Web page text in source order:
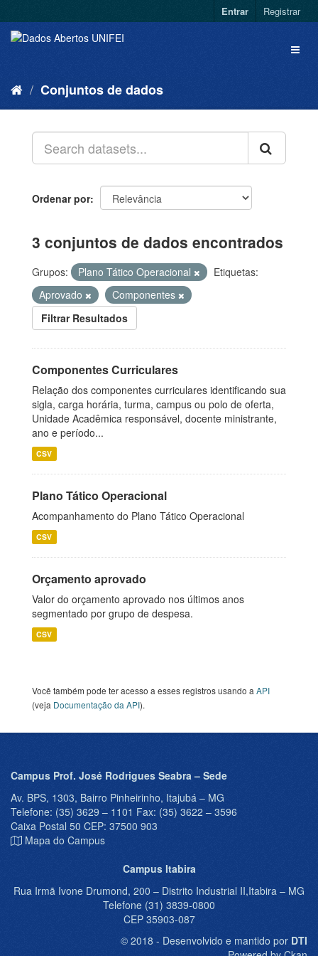
Entrar Registrar
Conjuntos de dados
Ordenar por
3 conjuntos de dados encontrados
Grupos: Plano Tático Operacional
Etiquetas:
Aprovado
Componentes
Filtrar Resultados
Componentes Curriculares
Relação dos componentes curriculares identificando sua
sigla, carga horária, turma, campus ou polo de oferta,
Unidade Acadêmica responsável, docente ministrante,
ano e período...
CSV
Plano Tático Operacional
Acompanhamento do Plano Tático Operacional
CSV
Orçamento aprovado
Valor do orçamento aprovado nos últimos anos
segmentado por grupo de despesa.
CSV
Você também pode ter acesso a esses registros usando a API
(veja Documentação da API).
Campus Prof. José Rodrigues Seabra – Sede
Av. BPS, 1303, Bairro Pinheirinho, Itajubá – MG
Telefone: (35) 3629 – 1101 Fax: (35) 3622 – 3596
Caixa Postal 50 CEP: 37500 903
Mapa do Campus
Campus Itabira
Rua Irmã Ivone Drumond, 200 – Distrito Industrial II,Itabira – MG
Telefone (31) 3839-0800
CEP 35903-087
© 2018 - Desenvolvido e mantido por DTI